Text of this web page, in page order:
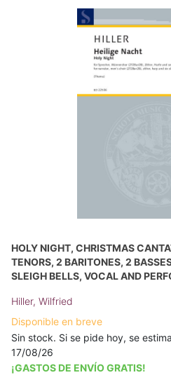
HOLY NIGHT, CHRISTMAS
TENORS, 2 BARITONES, 2
SLEIGH BELLS, VOCAL AND
Hiller, Wilfried
Disponible en breve
Sin stock. Si se pide hoy, se
17/08/26
¡GASTOS DE ENVÍO GRATIS!